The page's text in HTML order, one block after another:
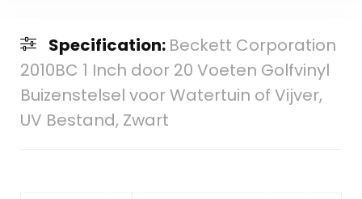
Specification: Beckett Corporation
2010BC 1 Inch door 20 Voeten Golfvinyl
Buizenstelsel voor Watertuin of Vijver,
UV Bestand, Zwart